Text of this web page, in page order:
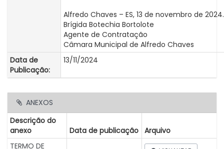
Alfredo Chaves – ES, 13 de novembro de 2024.
Brígida Botechia Bortolote
Agente de Contratação
Câmara Municipal de Alfredo Chaves
Data de
Publicação:
13/11/2024
ANEXOS
Descrição do
anexo
Data de publicação Arquivo
TERMO DE